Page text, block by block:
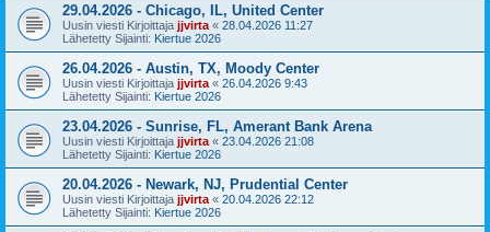
29.04.2026 - Chicago, IL, United Center
Uusin viesti Kirjoittaja jjvirta « 28.04.2026 11:27
Lähetetty Sijainti: Kiertue 2026
26.04.2026 - Austin, TX, Moody Center
Uusin viesti Kirjoittaja jjvirta « 26.04.2026 9:43
Lähetetty Sijainti: Kiertue 2026
23.04.2026 - Sunrise, FL, Amerant Bank Arena
Uusin viesti Kirjoittaja jjvirta « 23.04.2026 21:08
Lähetetty Sijainti: Kiertue 2026
20.04.2026 - Newark, NJ, Prudential Center
Uusin viesti Kirjoittaja jjvirta « 20.04.2026 22:12
Lähetetty Sijainti: Kiertue 2026